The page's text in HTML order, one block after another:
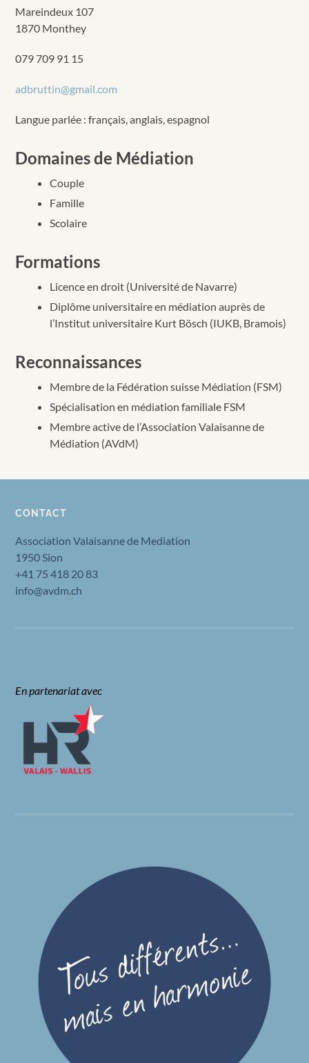
Mareindeux 107
1870 Monthey
079 709 91 15
adbruttin@gmail.com
Langue parlée : français, anglais, espagnol
Domaines de Médiation
Couple
Famille
Scolaire
Formations
Licence en droit (Université de Navarre)
Diplôme universitaire en médiation auprès de
l’Institut universitaire Kurt Bösch (IUKB, Bramois)
Reconnaissances
Membre de la Fédération suisse Médiation (FSM)
Spécialisation en médiation familiale FSM
Membre active de l’Association Valaisanne de
Médiation (AVdM)
CONTACT
Association Valaisanne de Mediation
1950 Sion
+41 75 418 20 83
info@avdm.ch
En partenariat avec